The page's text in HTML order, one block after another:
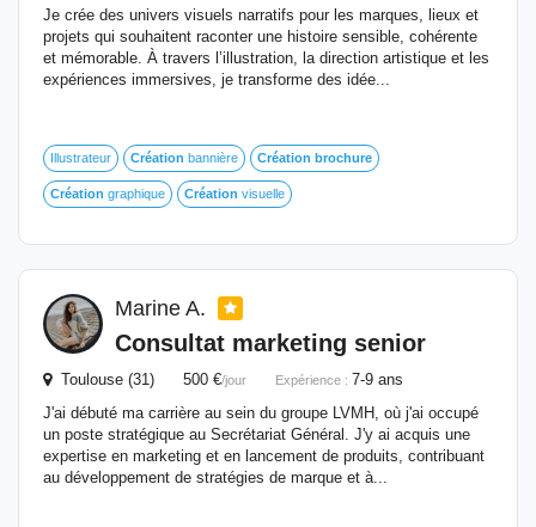
Je crée des univers visuels narratifs pour les marques, lieux et
projets qui souhaitent raconter une histoire sensible, cohérente
et mémorable. À travers l’illustration, la direction artistique et les
expériences immersives, je transforme des idée...
Illustrateur Création bannière Création brochure
Création graphique Création visuelle
Marine A.
Consultat marketing senior
Toulouse (31) 500 €/jour Expérience : 7-9 ans
J'ai débuté ma carrière au sein du groupe LVMH, où j'ai occupé
un poste stratégique au Secrétariat Général. J'y ai acquis une
expertise en marketing et en lancement de produits, contribuant
au développement de stratégies de marque et à...